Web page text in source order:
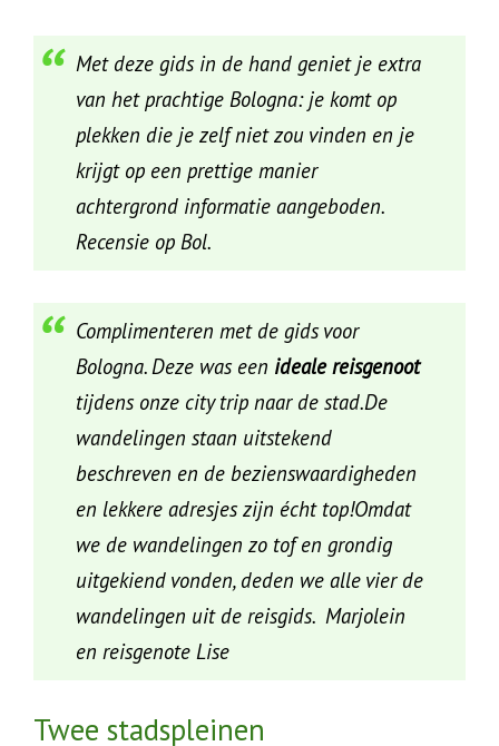
Met deze gids in de hand geniet je extra
van het prachtige Bologna: je komt op
plekken die je zelf niet zou vinden en je
krijgt op een prettige manier
achtergrond informatie aangeboden.
Recensie op Bol.
Complimenteren met de gids voor
Bologna. Deze was een ideale reisgenoot
tijdens onze city trip naar de stad.De
wandelingen staan uitstekend
beschreven en de bezienswaardigheden
en lekkere adresjes zijn écht top!Omdat
we de wandelingen zo tof en grondig
uitgekiend vonden, deden we alle vier de
wandelingen uit de reisgids. Marjolein
en reisgenote Lise
Twee stadspleinen